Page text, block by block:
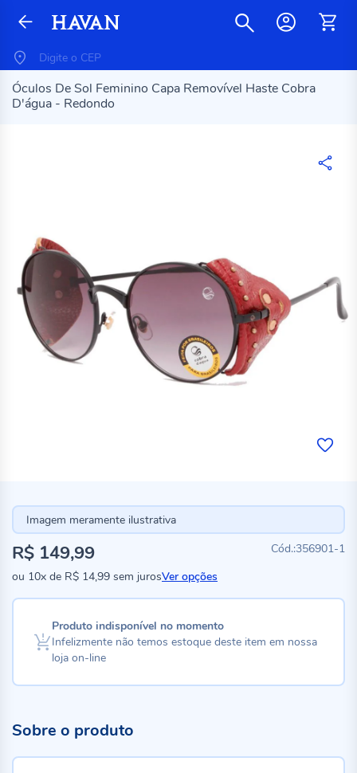
Óculos De Sol Feminino Capa Removível Haste Cobra
D'água - Redondo
Imagem meramente ilustrativa
356901-1
R$ 149,99
ou 10x de R$ 14,99 sem jurosVer opções
Produto indisponível no momento
Infelizmente não temos estoque deste item em nossa
loja on-line
Sobre o produto